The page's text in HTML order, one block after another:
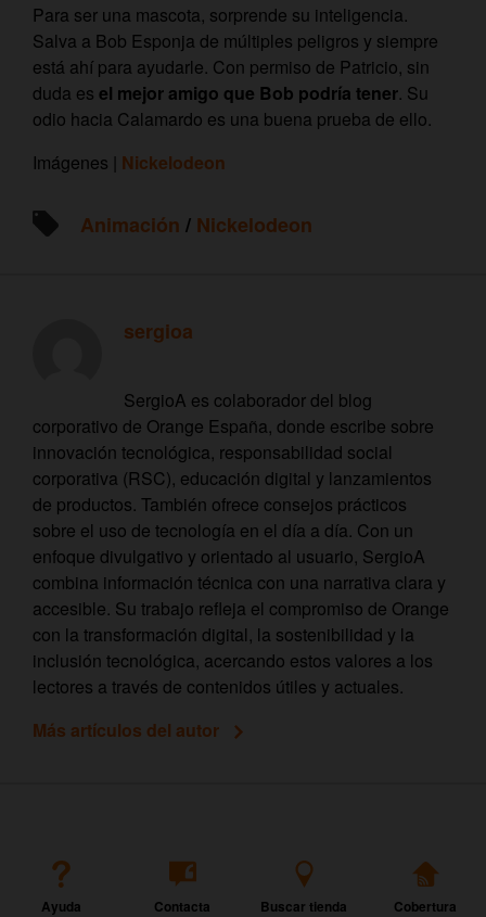
Para ser una mascota, sorprende su inteligencia.
Salva a Bob Esponja de múltiples peligros y siempre
está ahí para ayudarle. Con permiso de Patricio, sin
duda es el mejor amigo que Bob podría tener. Su
odio hacia Calamardo es una buena prueba de ello.
Imágenes | Nickelodeon
Animación / Nickelodeon
sergioa
SergioA es colaborador del blog
corporativo de Orange España, donde escribe sobre
innovación tecnológica, responsabilidad social
corporativa (RSC), educación digital y lanzamientos
de productos. También ofrece consejos prácticos
sobre el uso de tecnología en el día a día. Con un
enfoque divulgativo y orientado al usuario, SergioA
combina información técnica con una narrativa clara y
accesible. Su trabajo refleja el compromiso de Orange
con la transformación digital, la sostenibilidad y la
inclusión tecnológica, acercando estos valores a los
lectores a través de contenidos útiles y actuales.
Más artículos del autor
Ayuda Contacta Buscar tienda Cobertura